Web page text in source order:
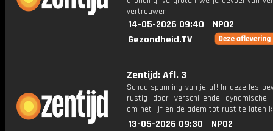
vertrouwen.
14-05-2026 09:40
NPO2
Gezondheid.TV
Zentijd: Afl. 3
Schud spanning van je af! In deze les
rustig door verschillende dynamische
om het lijf en de adem tot rust te laten
13-05-2026 09:30
NPO2